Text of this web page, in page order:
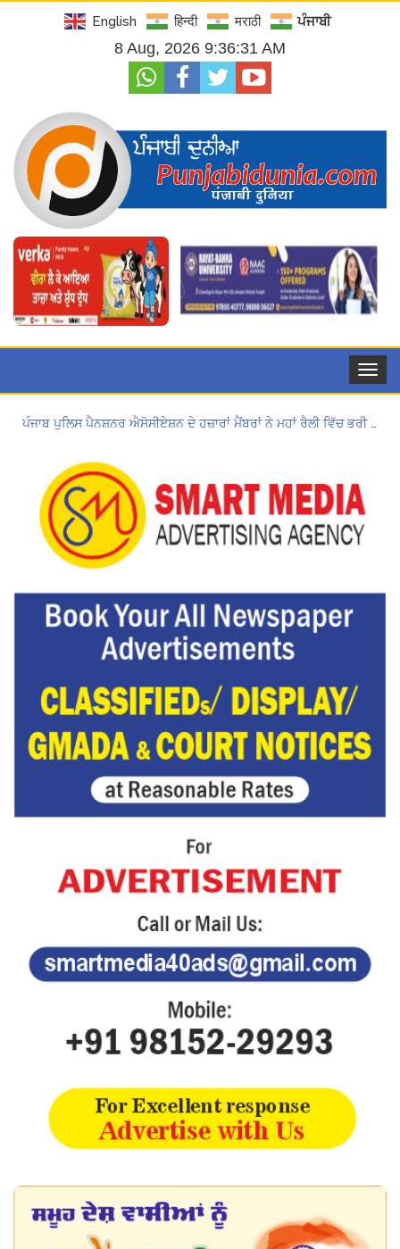
English हिन्दी मराठी ਪੰਜਾਬੀ
8 Aug, 2026 9:36:32 AM
Toggle
ਪੰਜਾਬ ਪੁਲਿਸ ਪੈਨਸ਼ਨਰ ਐਸੋਸੀਏਸ਼ਨ ਦੇ ਹਜ਼ਾਰਾਂ ਮੈਂਬਰਾਂ ਨੇ ਮਹਾਂ ਰੈਲੀ ਵਿੱਚ ਭਰੀ ਹਾਜ਼ਰੀ
Hukamnama Sri Darbar Sahib, Amritsar – Punjabi Dunia
8 अगस्त को मोहाली के होटल एंकरेज में सजेगा “तीज मुटियारां दी” का रंग
Hukamnama Sri Darbar Sahib, Amritsar – Punjabi Dunia